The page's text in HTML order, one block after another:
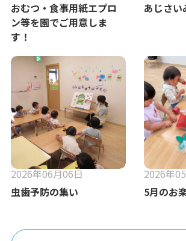
おむつ・食事用紙エプロ
ン等を園でご用意しま
す！
あじさい
2026年06月06日
虫歯予防の集い
2026年
5月のお